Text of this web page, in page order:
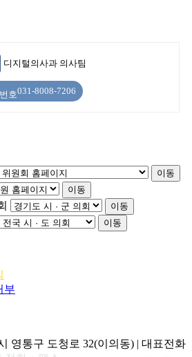
디지털의사과 의사팀
031-8008-7206
이동
이동
이동
이동
부
영통구 도청로 32(이의동) | 대표전화